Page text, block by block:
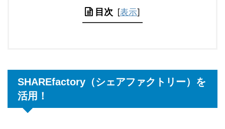
目次 [表示]
SHAREfactory（シェアファクトリー）を
活用！